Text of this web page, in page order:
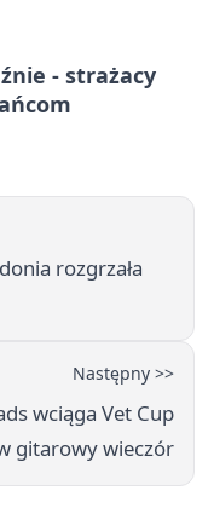
- strażacy
rozgrzała
Następny >>
wciąga Vet Cup
gitarowy wieczór